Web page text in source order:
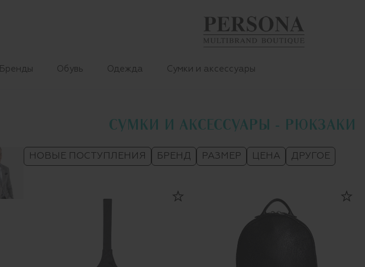
Бренды Обувь Одежда Сумки и аксессуары
СУМКИ И АКСЕССУАРЫ - РЮКЗАКИ
НОВЫЕ ПОСТУПЛЕНИЯ БРЕНД РАЗМЕР ЦЕНА ДРУГОЕ